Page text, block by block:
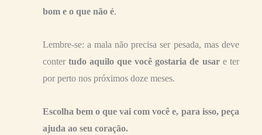
bom e o que não é.
Lembre-se: a mala não precisa ser pesada, mas deve
contertudo aquilo que você gostaria de usare ter
por perto nos próximos doze meses.
Escolha bem o que vai com você e, para isso, peça
ajuda ao seu coração.